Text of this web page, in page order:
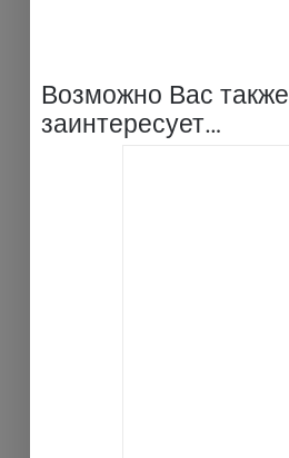
Возможно Вас также
заинтересует…